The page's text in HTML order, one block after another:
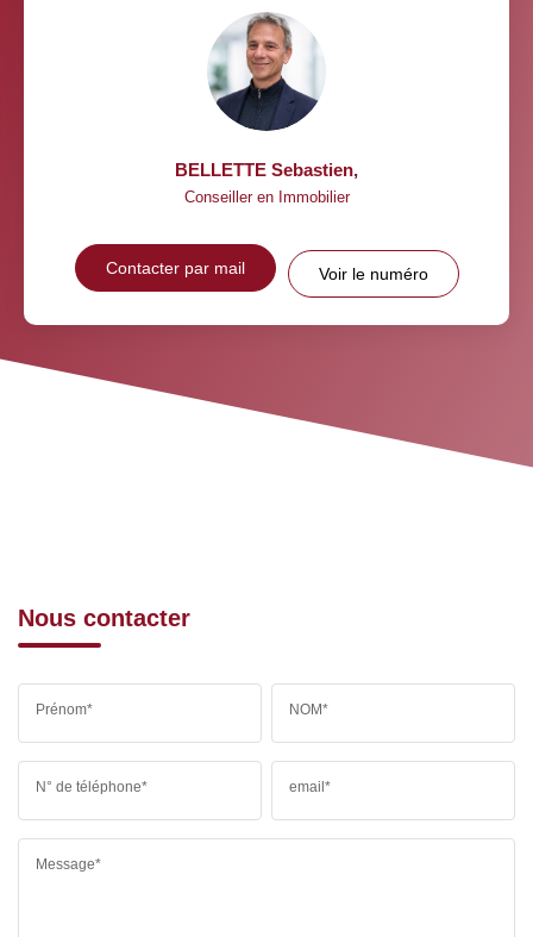
BELLETTE Sebastien,
Conseiller en Immobilier
Contacter par mail Voir le numéro
Nous contacter
Prénom* NOM*
N° de téléphone* email*
Message*